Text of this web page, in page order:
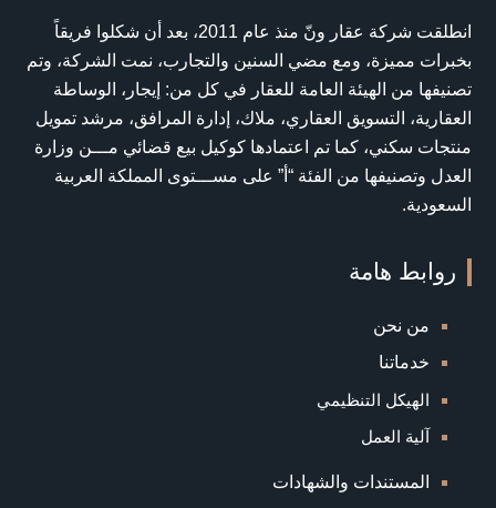
انطلقت شركة عقار ونّ منذ عام 2011، بعد أن شكلوا فريقاً
بخبرات مميزة، ومع مضي السنين والتجارب، نمت الشركة، وتم
تصنيفها من الهيئة العامة للعقار في كل من: إيجار، الوساطة
العقارية، التسويق العقاري، ملاك، إدارة المرافق، مرشد تمويل
منتجات سكني، كما تم اعتمادها كوكيل بيع قضائي مـــن وزارة
العدل وتصنيفها من الفئة “أ” على مســـتوى المملكة العربية
السعودية.
روابط هامة
من نحن
خدماتنا
الهيكل التنظيمي
آلية العمل
المستندات والشهادات